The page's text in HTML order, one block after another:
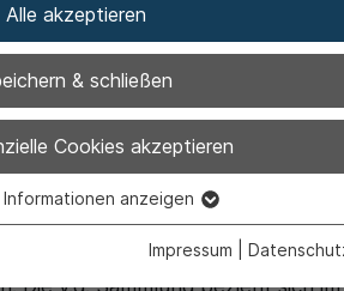
v.g. Sammlung bezieht sich
Alle akzeptieren
& schließen
Cookies akzeptieren
für grundlegende Funktionen der
anzeigen
Impressum